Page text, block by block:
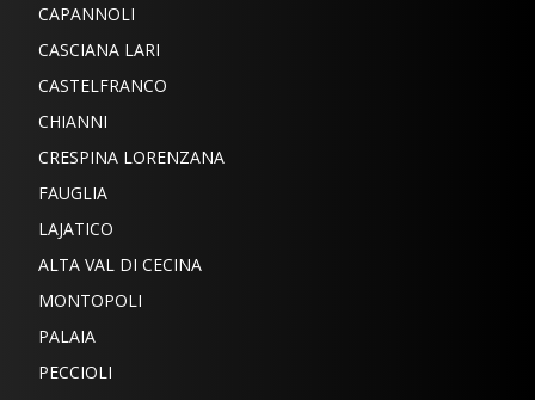
CAPANNOLI
CASCIANA LARI
CASTELFRANCO
CHIANNI
CRESPINA LORENZANA
FAUGLIA
LAJATICO
ALTA VAL DI CECINA
MONTOPOLI
PALAIA
PECCIOLI